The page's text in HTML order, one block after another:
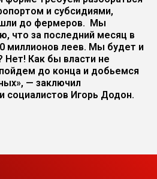
и субсидиями,
до фермеров. Мы
что за последний месяц в
миллионов леев. Мы будет и
Нет! Как бы власти не
до конца и добьемся
— заключил
социалистов Игорь Додон.